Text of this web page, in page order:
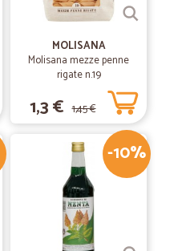
MOLISANA
Molisana mezze penne
rigate n.19
1,3 € 1,45 €
-10%